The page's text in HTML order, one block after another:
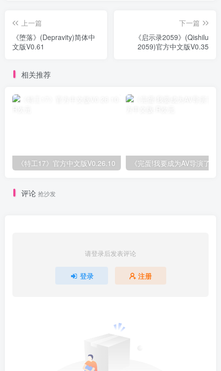
上一篇
《堕落》(Depravity)简体中
文版V0.61
下一篇
《启示录2059》(Qishilu
2059)官方中文版V0.35
相关推荐
《特工17》官方中文版V0.26.10
评论 抢沙发
请登录后发表评论
登录 注册